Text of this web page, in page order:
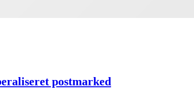
postmarked